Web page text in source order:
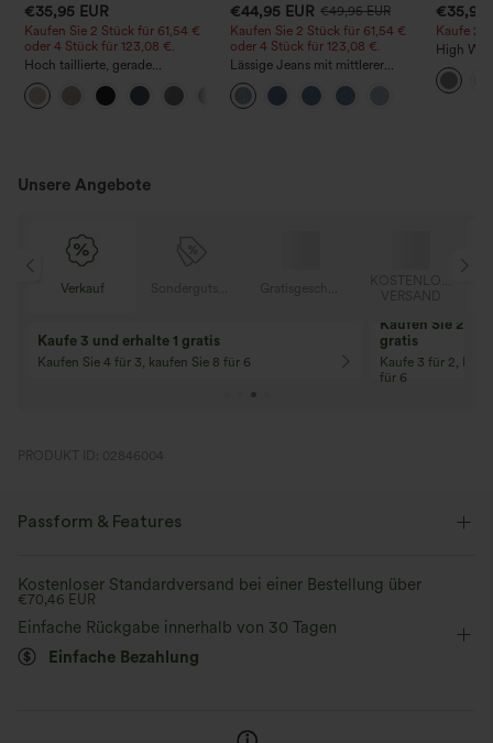
€35,95 EUR
Kaufen Sie 2 Stück für 61,54 €
oder 4 Stück für 123,08 €.
Hoch taillierte, gerade
geschnittene, legere Leinen-
Optik-Hose mit Taschen
€44,95 EUR €49,95 EUR
Kaufen Sie 2 Stück für 61,54 €
oder 4 Stück für 123,08 €.
Lässige Jeans mit mittlerer
Bundhöhe, Kordelzug und
Taschen
€35,95
Kaufe 2,
High
Straight
Unsere Angebote
Verkauf
Kaufe 3 und erhalte 1 gratis
Kaufen Sie 4 für 3, kaufen Sie 8 für 6
Kaufen Sie 2
gratis
Kaufe 3 für 2,
für 6
PRODUKT ID: 02846004
Passform & Features
flacher Bund lässig Karomuster bodenlang
mit hohem Bund Schlaghose Vier-Wege-Stretch
Lässig
Kostenloser Standardversand bei einer Bestellung über
€70,46 EUR
Einfache Rückgabe innerhalb von 30 Tagen
Einfache Bezahlung